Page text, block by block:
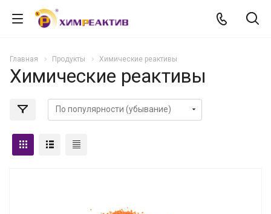
Главная Продукты Химические реактивы
Химические реактивы